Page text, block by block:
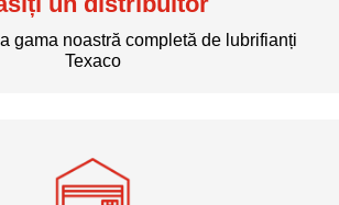
gama noastră completă de lubrifianți
Texaco